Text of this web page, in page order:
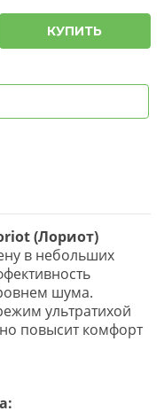
КУПИТЬ
(Лориот)
в небольших
шума.
ультратихой
повысит комфорт